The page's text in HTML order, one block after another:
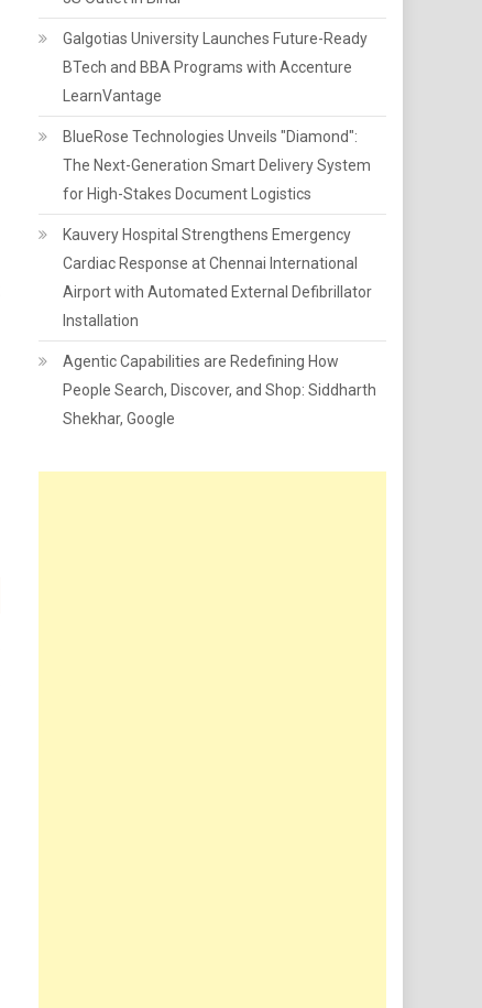
Galgotias University Launches Future-Ready
BTech and BBA Programs with Accenture
LearnVantage
BlueRose Technologies Unveils "Diamond":
The Next-Generation Smart Delivery System
for High-Stakes Document Logistics
Kauvery Hospital Strengthens Emergency
Cardiac Response at Chennai International
Airport with Automated External Defibrillator
Installation
Agentic Capabilities are Redefining How
People Search, Discover, and Shop: Siddharth
Shekhar, Google